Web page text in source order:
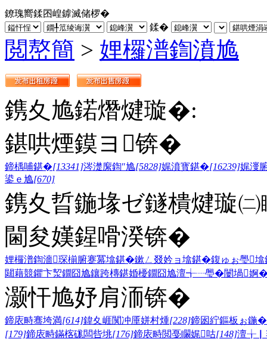
鐐瑰嚮鍒囨崲鎼滅储椤�
鍒�
閲嶅簡 > 娌欏潽鍧濆尯
鎸夊尯鍩熸煡璇�:
鍖哄煙鏌ヨ锛�
鍗楀哺鍖�[13341]涔濋緳鍧″尯[5828]娓濆寳鍖�[16239]娓濅
鍙ｅ尯[670]
鎸夊晢鍦堟ゼ鐩樻煡璇
閫夋嫨鍟嗗湀锛�
娌欏潽鍧濇琛椾腑蹇冪墖鍖�鏉ㄥ叕妗ョ墖鍖�鍑ゅぉ璺
閮藉競鑺卞洯鐗囧尯鑲跨槫鍖婚櫌鐗囧尯澶╅┈璺�闄堝婀
灏忓尯妤肩洏锛�
鍗庡畤骞垮満[614]鍏夊崕闃冲厜姘村煄[228]鍗囦紵鏂板ぉ鍦�
[179]鍗庡畤鏋楁硥闆呰垗[176]鍗庡畤閲戞矙娓咕[148]澶╁▏